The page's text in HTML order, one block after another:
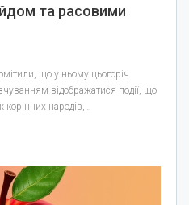
та расовими
що у ньому цьогоріч
відображатися події, що
корінних народів,…